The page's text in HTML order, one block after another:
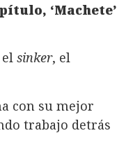
‘Machete’
sinker, el
con su mejor
trabajo detrás